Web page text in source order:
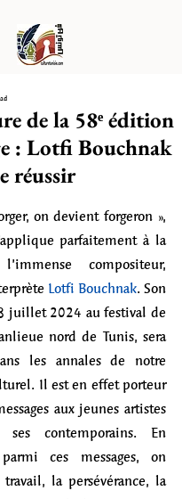
de la 58ᵉ édition
: Lotfi Bouchnak
réussir
out of 5 stars.
on devient forgeron »,
parfaitement à la
compositeur,
Lotfi Bouchnak. Son
juillet 2024 au festival de
nord de Tunis, sera
les annales de notre
Il est en effet porteur
aux jeunes artistes
contemporains. En
ces messages, on
la persévérance, la